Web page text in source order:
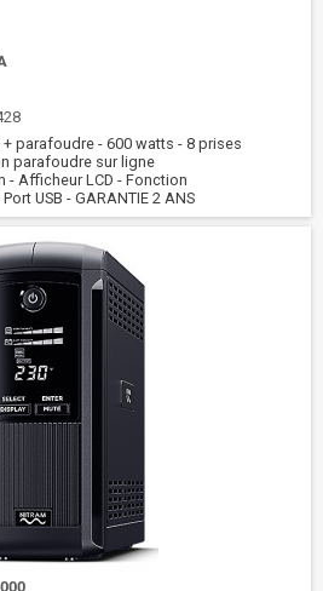
parafoudre - 600 watts - 8 prises
parafoudre sur ligne
- Afficheur LCD - Fonction
USB - GARANTIE 2 ANS